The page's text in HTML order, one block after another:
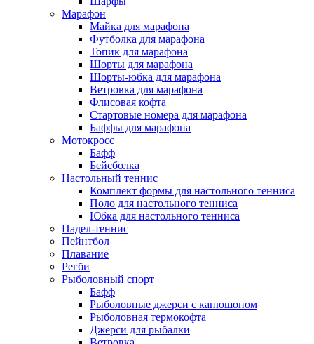
Марафон
Майка для марафона
Футболка для марафона
Топик для марафона
Шорты для марафона
Шорты-юбка для марафона
Ветровка для марафона
Флисовая кофта
Стартовые номера для марафона
Баффы для марафона
Мотокросс
Бафф
Бейсболка
Настольный теннис
Комплект формы для настольного тенниса
Поло для настольного тенниса
Юбка для настольного тенниса
Падел-теннис
Пейнтбол
Плавание
Регби
Рыболовный спорт
Бафф
Рыболовные джерси с капюшоном
Рыболовная термокофта
Джерси для рыбалки